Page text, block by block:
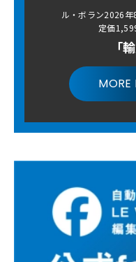
ル・ボラン2026
定価
「
MORE